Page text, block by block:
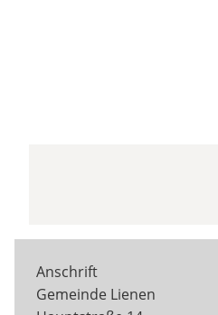
Anschrift
Gemeinde Lienen